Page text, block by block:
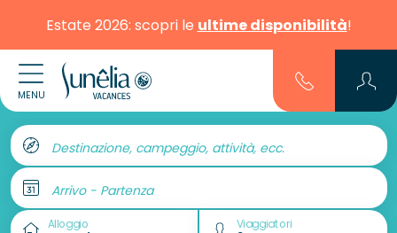
Estate 2026: scopri le ultime disponibilità!
MENU
Destinazione, campeggio, attività, ecc.
Arrivo - Partenza
Alloggio Viaggiatori